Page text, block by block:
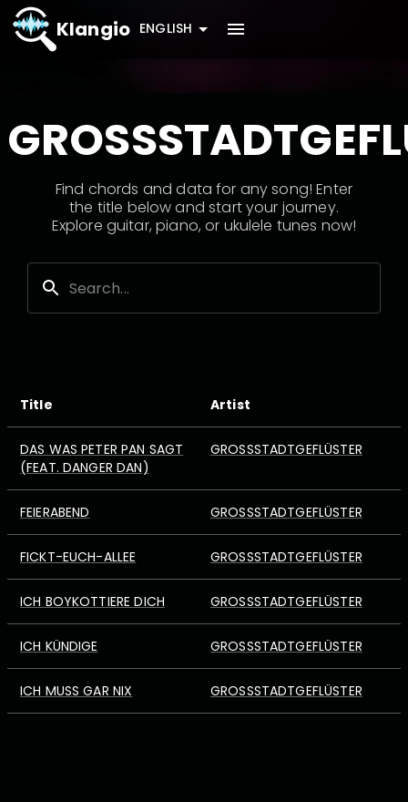
Klangio ENGLISH
Find chords and data for any song! Enter
the title below and start your journey.
Explore guitar, piano, or ukulele tunes now!
Title Artist
DAS WAS PETER PAN SAGT
(FEAT. DANGER DAN)
GROSSSTADTGEFLÜSTER
FEIERABEND GROSSSTADTGEFLÜSTER
FICKT-EUCH-ALLEE GROSSSTADTGEFLÜSTER
ICH BOYKOTTIERE DICH GROSSSTADTGEFLÜSTER
ICH KÜNDIGE GROSSSTADTGEFLÜSTER
ICH MUSS GAR NIX GROSSSTADTGEFLÜSTER